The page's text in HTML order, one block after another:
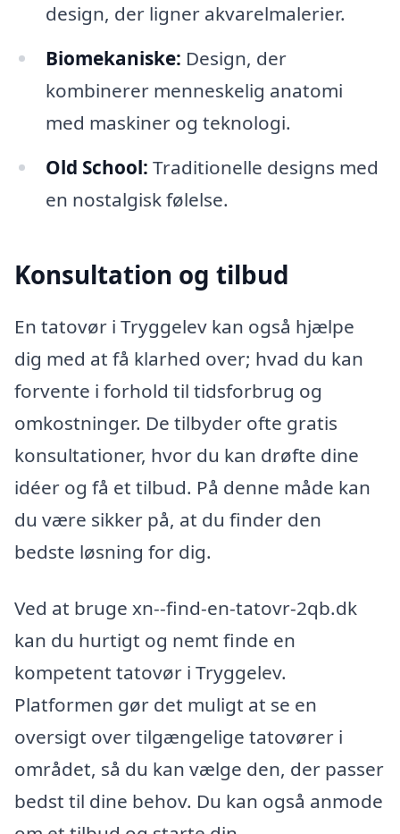
design, der ligner akvarelmalerier.
Biomekaniske: Design, der
kombinerer menneskelig anatomi
med maskiner og teknologi.
Old School: Traditionelle designs med
en nostalgisk følelse.
Konsultation og tilbud
En tatovør i Tryggelev kan også hjælpe
dig med at få klarhed over; hvad du kan
forvente i forhold til tidsforbrug og
omkostninger. De tilbyder ofte gratis
konsultationer, hvor du kan drøfte dine
idéer og få et tilbud. På denne måde kan
du være sikker på, at du finder den
bedste løsning for dig.
Ved at bruge xn--find-en-tatovr-2qb.dk
kan du hurtigt og nemt finde en
kompetent tatovør i Tryggelev.
Platformen gør det muligt at se en
oversigt over tilgængelige tatovører i
området, så du kan vælge den, der passer
bedst til dine behov. Du kan også anmode